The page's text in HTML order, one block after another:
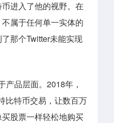
进入了他的视野。在
属于任何单一实体的
那个Twitter未能实现
产品层面。 2018年，
比特币交易，让数百万
股票一样轻松地购买